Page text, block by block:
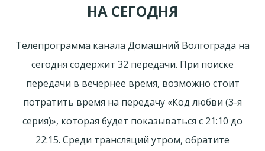
НА СЕГОДНЯ
Телепрограмма канала Домашний Волгограда на
сегодня содержит 32 передачи. При поиске
передачи в вечернее время, возможно стоит
потратить время на передачу «Код любви (3-я
серия)», которая будет показываться с 21:10 до
22:15. Среди трансляций утром, обратите